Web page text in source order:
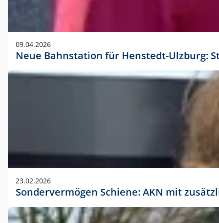
09.04.2026
Neue Bahnstation für Henstedt-Ulzburg:
23.02.2026
Sondervermögen Schiene: AKN mit